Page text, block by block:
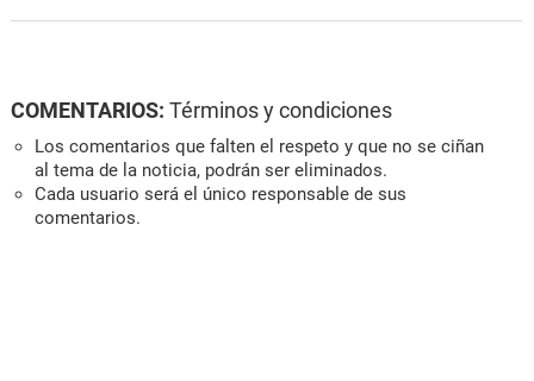
COMENTARIOS: Términos y condiciones
Los comentarios que falten el respeto y que no se ciñan
al tema de la noticia, podrán ser eliminados.
Cada usuario será el único responsable de sus
comentarios.